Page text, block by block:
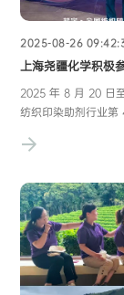
2025-08-26
上海尧疆化学积极
2025 年 8 月 20 日
纺织印染助剂行业第
宇新材料科技有限